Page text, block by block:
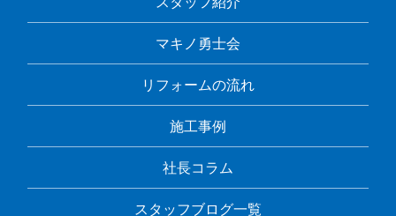
マキノ勇士会
リフォームの流れ
施工事例
社長コラム
スタッフブログ一覧